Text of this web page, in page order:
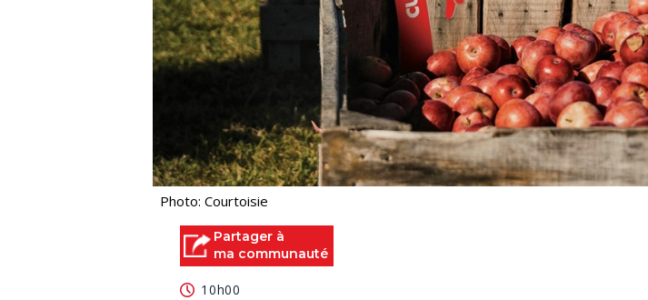
Photo: Courtoisie
Partager à
ma communauté
10h00